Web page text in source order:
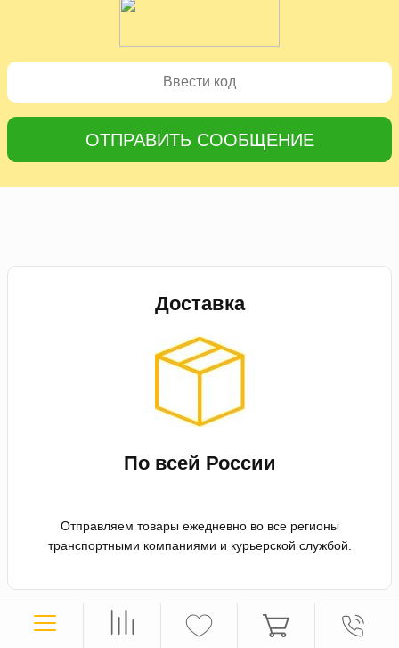
ОТПРАВИТЬ СООБЩЕНИЕ
Доставка
По всей России
Отправляем товары ежедневно во все регионы
транспортными компаниями и курьерской службой.
Оплата